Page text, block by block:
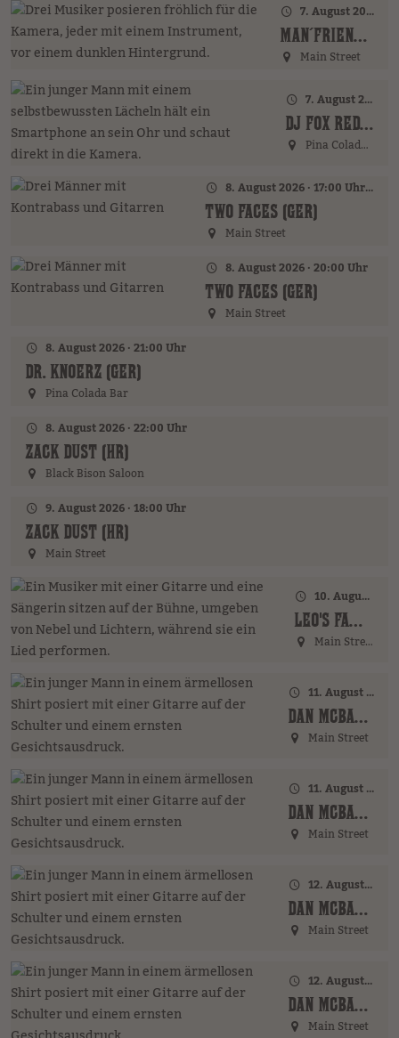
7. August 2026 · 20:00 Uhr
MAN´FRIENDS ACOUSTIC BAND (GER)
Main Street
7. August 2026 · 21:00 Uhr
DJ FOX REDFIELD (GER)
Pina Colada Bar
8. August 2026 · 17:00 Uhr – 18:00 Uhr
TWO FACES (GER)
Main Street
8. August 2026 · 20:00 Uhr
TWO FACES (GER)
Main Street
8. August 2026 · 21:00 Uhr
DR. KNOERZ (GER)
Pina Colada Bar
8. August 2026 · 22:00 Uhr
ZACK DUST (HR)
Black Bison Saloon
9. August 2026 · 18:00 Uhr
ZACK DUST (HR)
Main Street
10. August 2026 · 18:00 Uhr
LEO'S FAMILY (GER)
Main Street
11. August 2026 · 17:00 Uhr – 18:00 Uhr
DAN MCBAKER (GER)
Main Street
11. August 2026 · 20:00 Uhr
DAN MCBAKER (GER)
Main Street
12. August 2026 · 17:00 Uhr – 18:00 Uhr
DAN MCBAKER (GER)
Main Street
12. August 2026 · 20:00 Uhr
DAN MCBAKER (GER)
Main Street